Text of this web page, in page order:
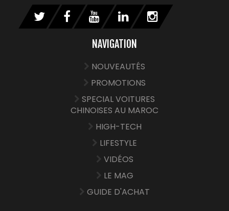
NAVIGATION
NOUVEAUTÉS
PROMOTIONS
SPECIAL VOITURES
CHINOISES AU MAROC
HIGH-TECH
LIFESTYLE
VIDÉOS
LE MAG
GUIDE D'ACHAT